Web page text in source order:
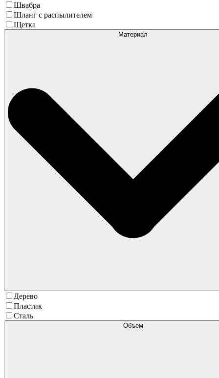
Швабра
Шланг с распылителем
Щетка
Дерево
Пластик
Сталь